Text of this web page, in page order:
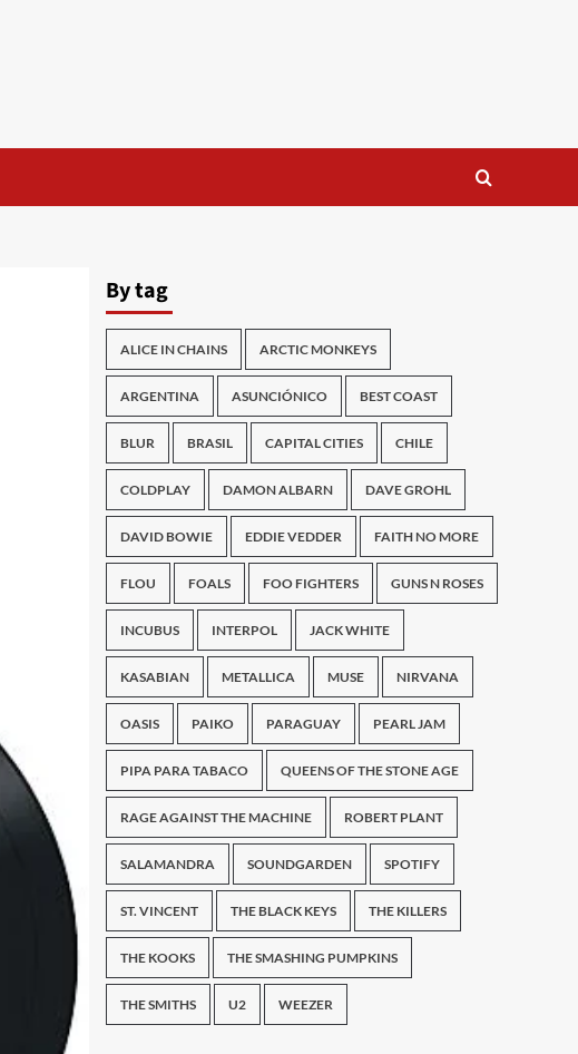
By tag
ALICE IN CHAINS ARCTIC MONKEYS
ARGENTINA ASUNCIÓNICO BEST COAST
BLUR BRASIL CAPITAL CITIES CHILE
COLDPLAY DAMON ALBARN DAVE GROHL
DAVID BOWIE EDDIE VEDDER FAITH NO MORE
FLOU FOALS FOO FIGHTERS GUNS N ROSES
INCUBUS INTERPOL JACK WHITE
KASABIAN METALLICA MUSE NIRVANA
OASIS PAIKO PARAGUAY PEARL JAM
PIPA PARA TABACO QUEENS OF THE STONE AGE
RAGE AGAINST THE MACHINE ROBERT PLANT
SALAMANDRA SOUNDGARDEN SPOTIFY
ST. VINCENT THE BLACK KEYS THE KILLERS
THE KOOKS THE SMASHING PUMPKINS
THE SMITHS U2 WEEZER